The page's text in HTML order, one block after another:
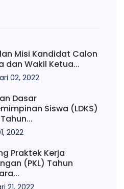
Misi Kandidat Calon
dan Wakil Ketua...
02, 2022
Dasar
Siswa (LDKS)
2022
Praktek Kerja
(PKL) Tahun